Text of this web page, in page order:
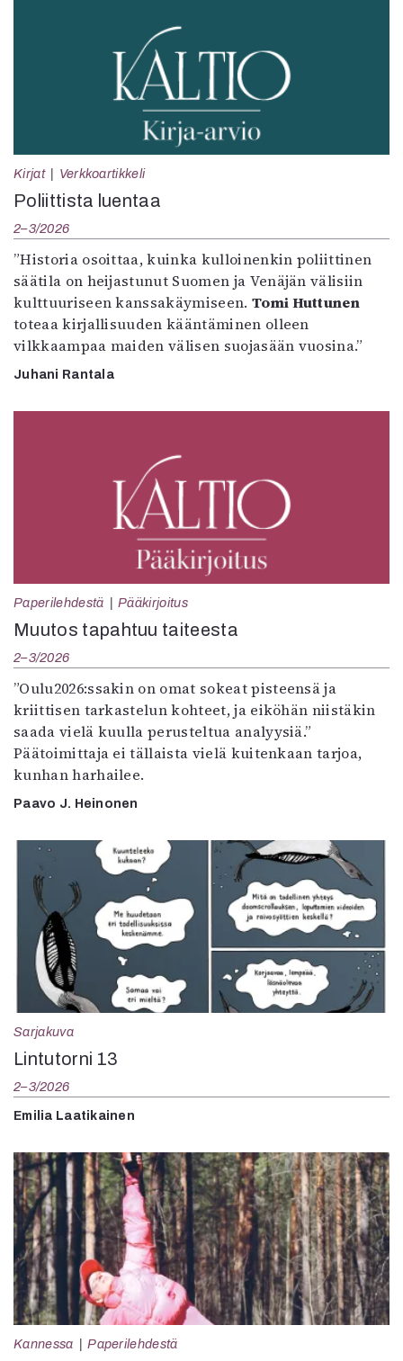
Kirjat Verkkoartikkeli
Poliittista luentaa
2–3/2026
”Historia osoittaa, kuinka kulloinenkin poliittinen
säätila on heijastunut Suomen ja Venäjän välisiin
kulttuuriseen kanssakäymiseen. Tomi Huttunen
toteaa kirjallisuuden kääntäminen olleen
vilkkaampaa maiden välisen suojasään vuosina.”
Juhani Rantala
Paperilehdestä Pääkirjoitus
Muutos tapahtuu taiteesta
2–3/2026
”Oulu2026:ssakin on omat sokeat pisteensä ja
kriittisen tarkastelun kohteet, ja eiköhän niistäkin
saada vielä kuulla perusteltua analyysiä.”
Päätoimittaja ei tällaista vielä kuitenkaan tarjoa,
kunhan harhailee.
Paavo J. Heinonen
Sarjakuva
Lintutorni 13
2–3/2026
Emilia Laatikainen
Kannessa Paperilehdestä